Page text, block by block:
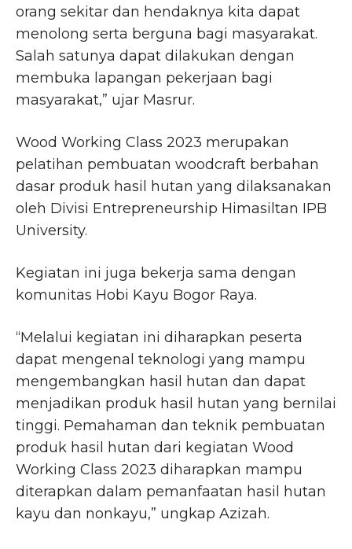
orang sekitar dan hendaknya kita dapat
menolong serta berguna bagi masyarakat.
Salah satunya dapat dilakukan dengan
membuka lapangan pekerjaan bagi
masyarakat,” ujar Masrur.
Wood Working Class 2023 merupakan
pelatihan pembuatan woodcraft berbahan
dasar produk hasil hutan yang dilaksanakan
oleh Divisi Entrepreneurship Himasiltan IPB
University.
Kegiatan ini juga bekerja sama dengan
komunitas Hobi Kayu Bogor Raya.
“Melalui kegiatan ini diharapkan peserta
dapat mengenal teknologi yang mampu
mengembangkan hasil hutan dan dapat
menjadikan produk hasil hutan yang bernilai
tinggi. Pemahaman dan teknik pembuatan
produk hasil hutan dari kegiatan Wood
Working Class 2023 diharapkan mampu
diterapkan dalam pemanfaatan hasil hutan
kayu dan nonkayu,” ungkap Azizah.